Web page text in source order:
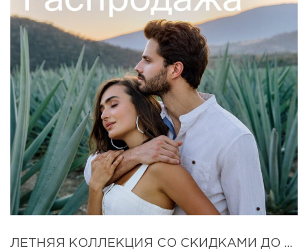
ЛЕТНЯЯ КОЛЛЕКЦИЯ СО СКИДКАМИ ДО 50% УЖЕ В МАГАЗИНАХ ZOLLА!